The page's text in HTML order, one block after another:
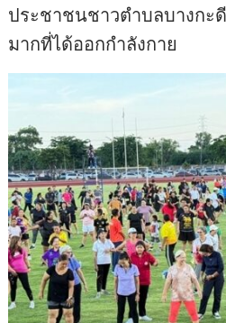
ประชาชนชาวตำบลบางกะ
มากที่ได้ออกกำลังกาย